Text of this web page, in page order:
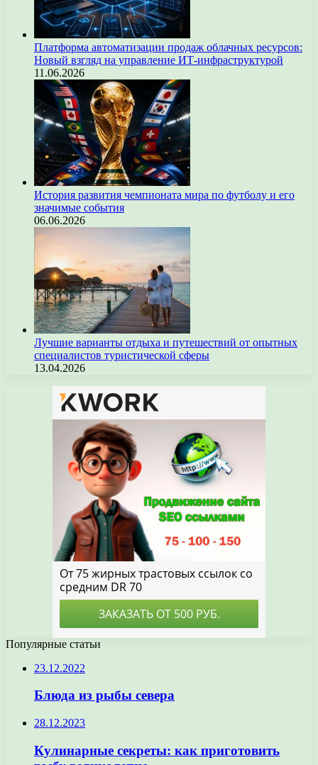
Платформа автоматизации продаж облачных ресурсов:
Новый взгляд на управление ИТ-инфраструктурой
11.06.2026
История развития чемпионата мира по футболу и его
значимые события
06.06.2026
Лучшие варианты отдыха и путешествий от опытных
специалистов туристической сферы
13.04.2026
Популярные статьи
23.12.2022
Блюда из рыбы севера
28.12.2023
Кулинарные секреты: как приготовить